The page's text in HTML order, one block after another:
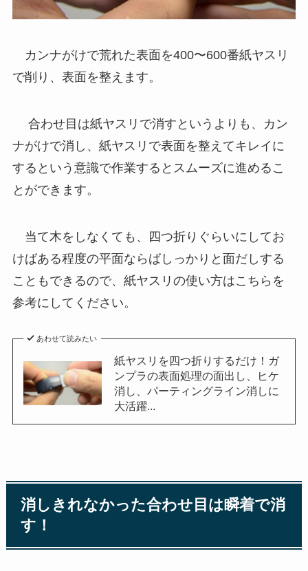
カンナがけで荒れた表面を400〜600番紙ヤスリ
で削り、表面を整えます。
合わせ目は紙ヤスリで消すというよりも、カン
ナがけで消し、紙ヤスリで表面を整えてキレイに
するという意識で作業するとスムーズに進めるこ
とができます。
当て木をしなくても、四つ折りぐらいにしてお
けばある程度の平面ならばしっかりと面だしする
こともできるので、紙ヤスリの使い方はこちらを
参考にしてください。
あわせて読みたい
紙ヤスリを四つ折りするだけ！ガ
ンプラの表面処理の面出し、ヒケ
消し、パーティングライン消しに
大活躍...
消しきれなかった合わせ目は瞬着で消
す！